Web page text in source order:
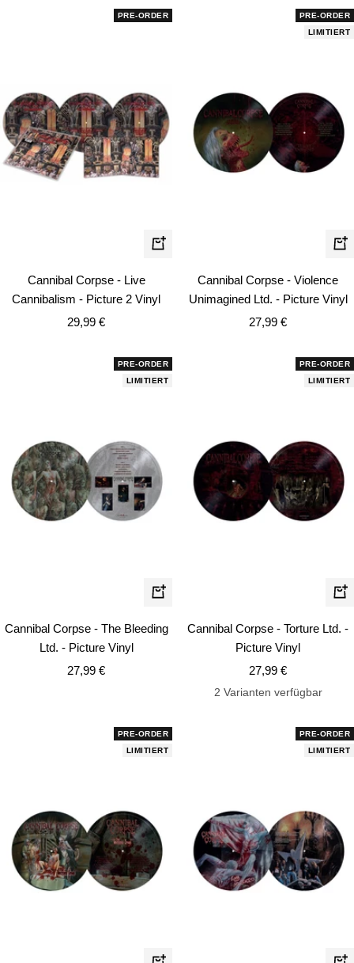
PRE-ORDER
In
Warenkorb
Cannibal Corpse - Live
Cannibalism - Picture 2 Vinyl
Angebotspreis
29,99 €
PRE-ORDER
LIMITIERT
In
Cannibal Corpse - Violence
Unimagined Ltd. - Picture Vinyl
Angebotspreis
27,99 €
PRE-ORDER
LIMITIERT
In
Cannibal Corpse - The Bleeding
Ltd. - Picture Vinyl
Angebotspreis
27,99 €
PRE-ORDER
LIMITIERT
In
Cannibal Corpse - Torture Ltd. -
Picture Vinyl
Angebotspreis
27,99 €
2 Varianten verfügbar
PRE-ORDER
LIMITIERT
PRE-ORDER
LIMITIERT